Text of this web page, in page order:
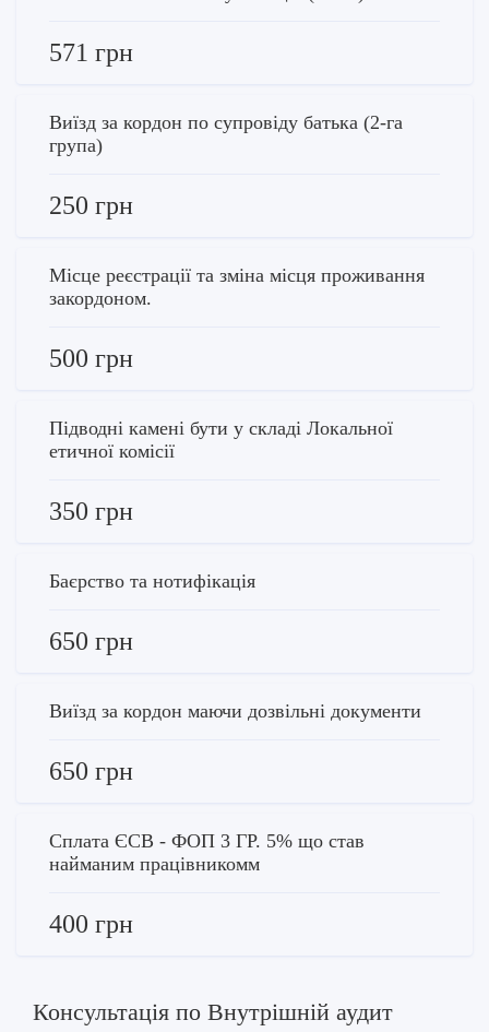
571 грн
Виїзд за кордон по супровіду батька (2-га
група)
250 грн
Місце реєстрації та зміна місця проживання
закордоном.
500 грн
Підводні камені бути у складі Локальної
етичної комісії
350 грн
Баєрство та нотифікація
650 грн
Виїзд за кордон маючи дозвільні документи
650 грн
Сплата ЄСВ - ФОП 3 ГР. 5% що став
найманим працівникомм
400 грн
Консультація по Внутрішній аудит